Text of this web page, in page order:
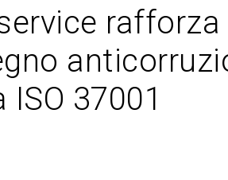
rafforza
ISO 37001